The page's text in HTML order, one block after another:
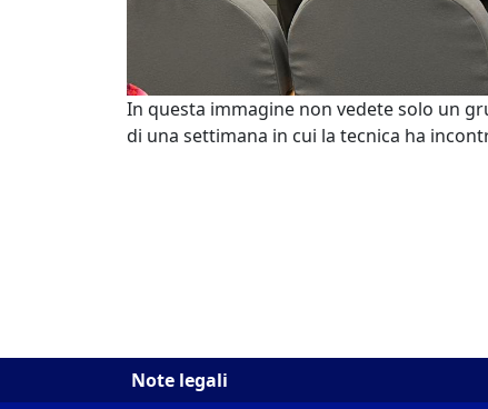
In questa immagine non vedete solo un
di una settimana in cui la tecnica ha
Note legali